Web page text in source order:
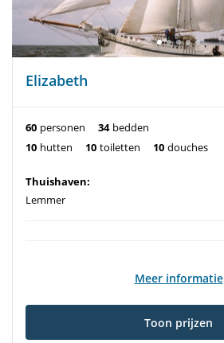
Elizabeth
60 personen 34 bedden
10 hutten 10 toiletten 10 douches
Thuishaven:
Lemmer
Meer informatie
Toon prijzen